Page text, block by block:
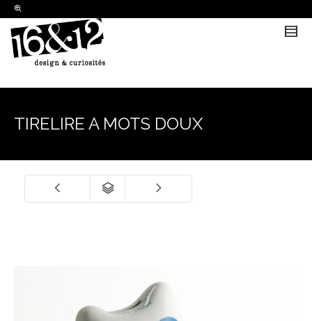
I'm looking forproductin a sizesize.
Show me the
TIRELIRE A MOTS DOUX